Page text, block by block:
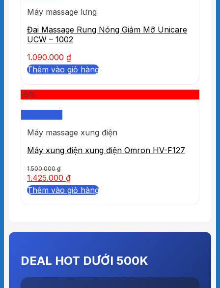
Máy massage lưng
Đai Massage Rung Nóng Giảm Mỡ Unicare
UCW – 1002
1.090.000 ₫
Thêm vào giỏ hàng
-5%
Máy massage xung điện
Máy xung điện xung điện Omron HV-F127
1.500.000₫
1.425.000 ₫
Thêm vào giỏ hàng
DEAL HOT DƯỚI 500K